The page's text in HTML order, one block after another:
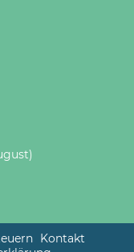
Kontakt